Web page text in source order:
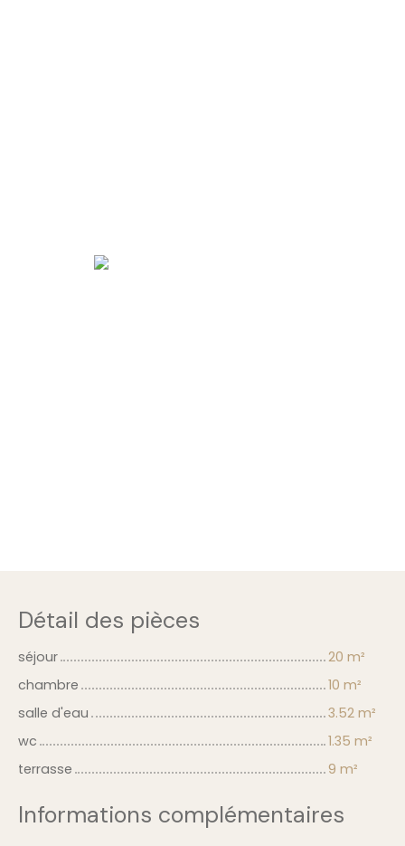
Détail des pièces
séjour
20 m²
chambre
10 m²
salle d'eau
3.52 m²
wc
1.35 m²
terrasse
9 m²
Informations complémentaires